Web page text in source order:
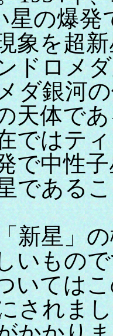
星の爆
象を超
ドロメ
ダ銀河
天体で
ではテ
で中性
である
星」の
いもの
いては
されま